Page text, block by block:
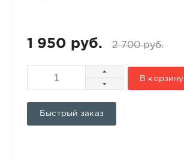
1 950 руб. 2 700 руб.
В корзину
Быстрый заказ